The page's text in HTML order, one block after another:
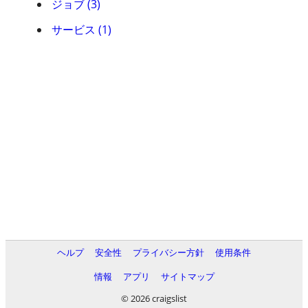
ジョブ (3)
サービス (1)
ヘルプ 安全性 プライバシー方針
使用条件
情報
アプリ
サイトマップ
© 2026 craigslist